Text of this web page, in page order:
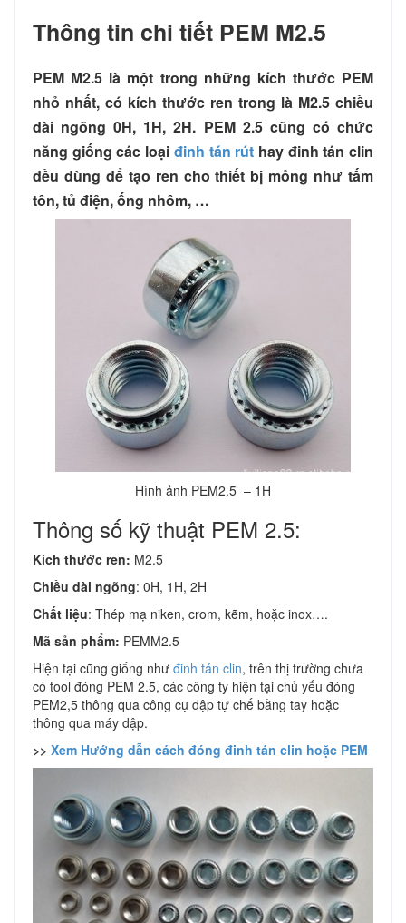
Thông tin chi tiết PEM M2.5
PEM M2.5 là một trong những kích thước PEM
nhỏ nhất, có kích thước ren trong là M2.5 chiều
dài ngõng 0H, 1H, 2H. PEM 2.5 cũng có chức
năng giống các loại đinh tán rút hay đinh tán clin
đều dùng để tạo ren cho thiết bị mỏng như tấm
tôn, tủ điện, ống nhôm, …
Hình ảnh PEM2.5 – 1H
Thông số kỹ thuật PEM 2.5:
Kích thước ren: M2.5
Chiều dài ngõng: 0H, 1H, 2H
Chất liệu: Thép mạ niken, crom, kẽm, hoặc inox….
Mã sản phẩm: PEMM2.5
Hiện tại cũng giống như đinh tán clin, trên thị trường chưa
có tool đóng PEM 2.5, các công ty hiện tại chủ yếu đóng
PEM2,5 thông qua công cụ dập tự chế bằng tay hoặc
thông qua máy dập.
>> Xem Hướng dẫn cách đóng đinh tán clin hoặc PEM